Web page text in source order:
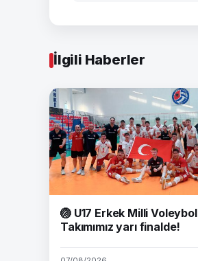
İlgili Haberler
🏐 U17 Erkek Milli Voleybol
Takımımız yarı finalde!